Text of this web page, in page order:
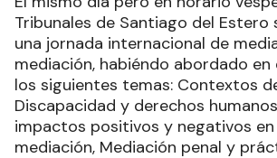
Tribunales de Santiago del Estero
una jornada internacional de
mediación, habiéndo abordado en
los siguientes temas: Contextos
Discapacidad y derechos
impactos positivos y negativos
mediación, Mediación penal y